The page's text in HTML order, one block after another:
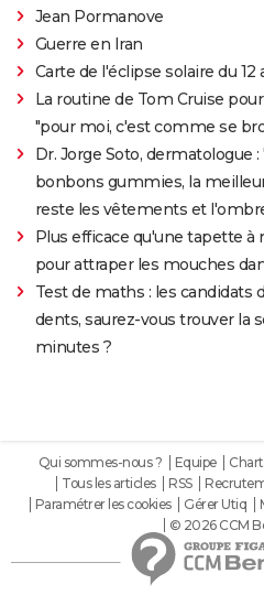
Jean Pormanove
Guerre en Iran
Carte de l'éclipse solaire du 12
La routine de Tom Cruise
"pour moi, c'est comme se
Dr. Jorge Soto, dermatologue
bonbons gummies, la
reste les vêtements et
Plus efficace qu'une tapette à
pour attraper les mouches
Test de maths : les candidats
dents, saurez-vous trouver la
minutes ?
Qui sommes-nous ? Equipe
Tous les articles
RSS
Paramétrer les cookies
Gérer Utiq
© 2026 CCM